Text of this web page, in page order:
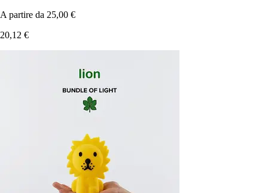
A partire da 25,00 €
20,12 €